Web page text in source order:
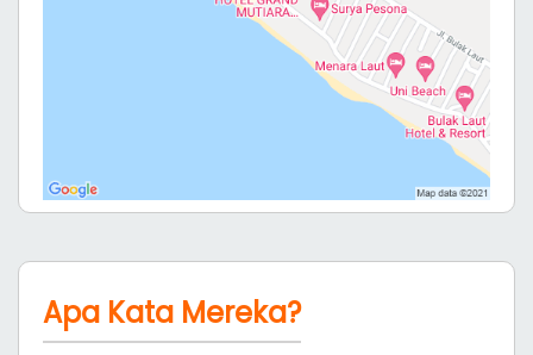
Apa Kata Mereka?